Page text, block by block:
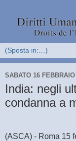
SABATO 16
India: negli
condanna a
(ASCA) - Roma 15